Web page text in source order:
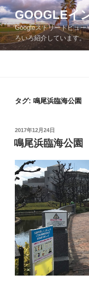
コ
ン
テ
ン
ツ
GOOGLEイ
Googleストリートビュ
ろいろ紹介しています。
タグ: 鳴尾浜臨海公園
投
稿
日:
2017年12月24日
鳴尾浜臨海公園